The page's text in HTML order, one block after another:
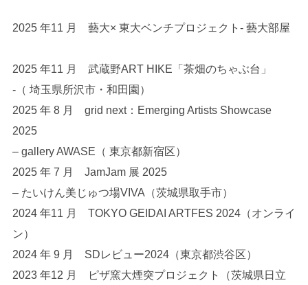
2025 年11 月 藝大× 東大ベンチプロジェクト- 藝大部屋
2025 年11 月 武蔵野ART HIKE「茶畑のちゃぶ台」
-（ 埼玉県所沢市・和田園）
2025 年 8 月 grid next：Emerging Artists Showcase
2025
– gallery AWASE（ 東京都新宿区）
2025 年 7 月 JamJam 展 2025
– たいけん美じゅつ場VIVA（茨城県取手市）
2024 年11 月 TOKYO GEIDAI ARTFES 2024（オンライ
ン）
2024 年 9 月 SDレビュー2024（東京都渋谷区）
2023 年12 月 ピザ窯大煙突プロジェクト（茨城県日立